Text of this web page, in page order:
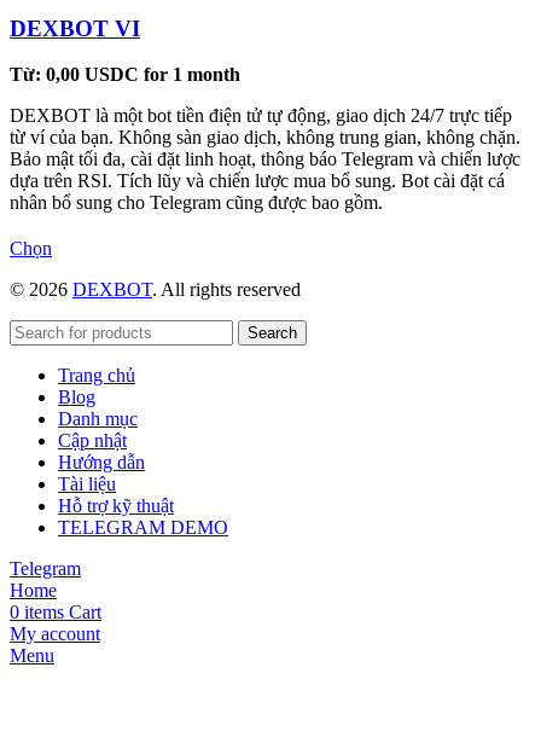
DEXBOT VI
Từ: 0,00 USDC for 1 month
DEXBOT là một bot tiền điện tử tự động, giao dịch 24/7 trực tiếp
từ ví của bạn. Không sàn giao dịch, không trung gian, không chặn.
Bảo mật tối đa, cài đặt linh hoạt, thông báo Telegram và chiến lược
dựa trên RSI. Tích lũy và chiến lược mua bổ sung. Bot cài đặt cá
nhân bổ sung cho Telegram cũng được bao gồm.
Chọn
này
nhiều
thể.
Các
tùy
chọn
có
thể
được
chọn
trang
sản
phẩm
© 2026 DEXBOT. All rights reserved
Search
Trang chủ
Blog
Danh mục
Cập nhật
Hướng dẫn
Tài liệu
Hỗ trợ kỹ thuật
TELEGRAM DEMO
Telegram
Home
0 items Cart
My account
Menu